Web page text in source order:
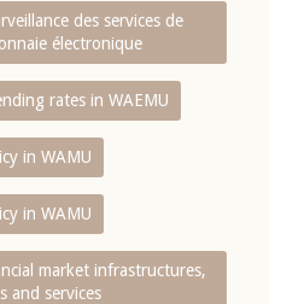
des services de
électronique
rates in WAEMU
in WAMU
in WAMU
market infrastructures,
and services